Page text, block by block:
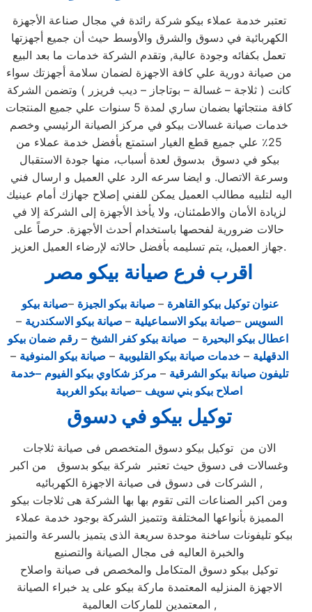
تعتبر خدمة عملاء بيكو شركة رائدة في مجال صناعة الأجهزة
الكهربائية في دسوق والشرق والأوسط حيث أن جميع أجهزتها
تعمل بكفائه وجودة عالية, وتقدم الشركة خدمات ما بعد البيع
من صيانة دورية علي كافة الاجهزة لضمان سلامة أجهزتك سواء
كانت ( ثلاجة – غسالة – بوتاجاز – ديب فريزر ) وتضمن الشركة
كافة منتجاتها بضمان ساري لمدة 5 سنوات علي جميع المنتجات
خدمات صيانة غسالات بيكو في مركز الصيانة الرئيسي وخصم
25٪ علي جميع قطع الغيار استمتع بأفضل خدمة عملاء من
بيكو في دسوق بدسوق لعدة أسباب، منها جودة الاستقبال
وسرعة الاتصال. و ايضا سرعه الرد علي العميل و ارسال فني
اليه لتلبيه مطالب العميل يمكن للفني إصلاح جهازك أمام عينيك
لزيادة الأمان والاطمئنان، ولا يأخذ الأجهزة إلى الشركة إلا في
حالات ضرورية لفحصها باستخدام أحدث الأجهزة. حرصاً على
جهاز العميل، يتم تسليمه بأفضل حالاته لإرضاء العميل العزيز.
اقرب فرع صيانة بيكو مصر
عنوان توكيل بيكو القاهرة – صيانة بيكو الجيزة –صيانة بيكو
السويس –صيانة بيكو الاسماعيلية – صيانة بيكو الاسكندرية –
اعطال بيكو البحيرة – صيانة بيكو كفر الشيخ –رقم ضمان بيكو
الدقهلية –خدمات صيانة بيكو القليوبية – صيانة بيكو المنوفية –
تليفون صيانة بيكو الشرقية – مركز شكاوي بيكو الفيوم –خدمة
اصلاح بيكو بني سويف –صيانة بيكو الغربية
توكيل بيكو في دسوق
الان من توكيل بيكو دسوق المتخصص فى صيانة ثلاجات
وغسالات فى دسوق حيث تعتبر شركة بيكو بدسوق من اكبر
الشركات فى دسوق فى صيانة الاجهزة الكهربائيه ,
ومن اكبر الصناعات التى تقوم بها بها الشركة هى ثلاجات بيكو
المميزة بأنواعها المختلفة وتتميز الشركة بوجود خدمة عملاء
بيكو تليفونات ساخنة موحدة سريعة الذى يتميز بالسرعة والتميز
والخبرة العاليه فى مجال الصيانة والتصنيع
توكيل بيكو دسوق المتكامل والمخصص فى صيانة واصلاح
الاجهزة المنزليه المعتمدة ماركة بيكو على يد خبراء الصيانة
المعتمدين للماركات العالمية ,